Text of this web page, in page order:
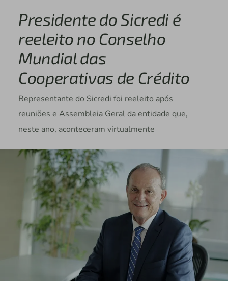
Presidente do Sicredi é
reeleito no Conselho
Mundial das
Cooperativas de Crédito
Representante do Sicredi foi reeleito após
reuniões e Assembleia Geral da entidade que,
neste ano, aconteceram virtualmente